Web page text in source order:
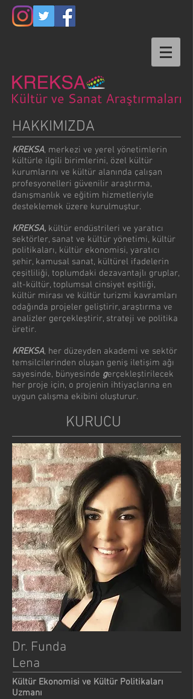
HAKKIMIZDA
KREKSA, merkezi ve yerel yönetimlerin
kültürle ilgili birimlerini, özel kültür
kurumlarını ve kültür alanında çalışan
profesyonelleri güvenilir araştırma,
danışmanlık ve eğitim hizmetleriyle
desteklemek üzere kurulmuştur.
KREKSA, kültür endüstrileri ve yaratıcı
sektörler, sanat ve kültür yönetimi, kültür
politikaları, kültür ekonomisi, yaratıcı
şehir, kamusal sanat, kültürel ifadelerin
çeşitliliği, toplumdaki dezavantajlı gruplar,
alt-kültür, toplumsal cinsiyet eşitliği,
kültür mirası ve kültür turizmi kavramları
odağında projeler geliştirir, araştırma ve
analizler gerçekleştirir, strateji ve politika
üretir.
KREKSA, her düzeyden akademi ve sektör
temsilcilerinden oluşan geniş iletişim ağı
sayesinde, bünyesinde gerçekleştirilecek
her proje için, o projenin ihtiyaçlarına en
uygun çalışma ekibini oluşturur.
KURUCU
Dr. Funda
Lena
Kültür Ekonomisi ve Kültür Politikaları
Uzmanı